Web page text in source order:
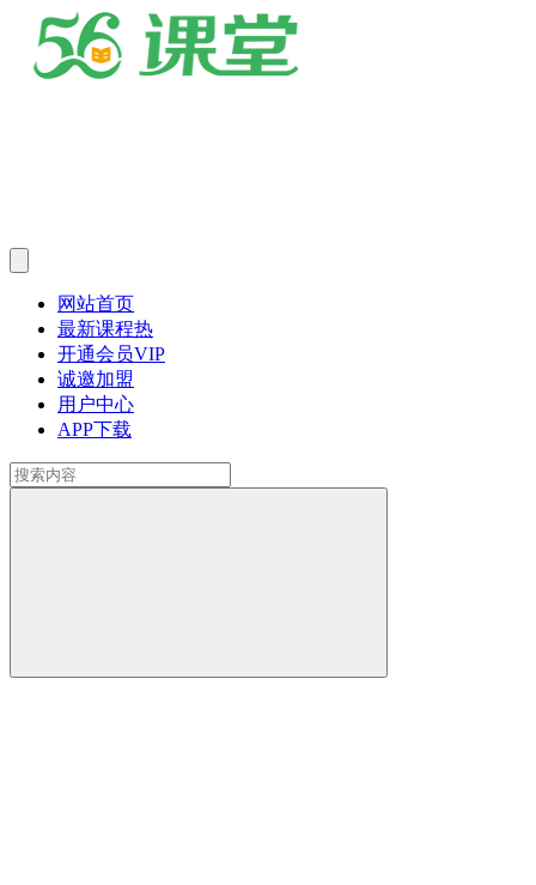
网站首页
最新课程热
开通会员VIP
诚邀加盟
用户中心
APP下载